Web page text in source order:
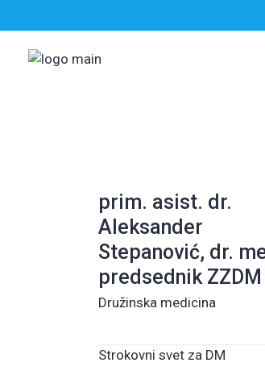
the
content
prim. asist. dr.
Aleksander
Stepanović, dr.
predsednik ZZDM
Družinska medicina
Strokovni svet za DM